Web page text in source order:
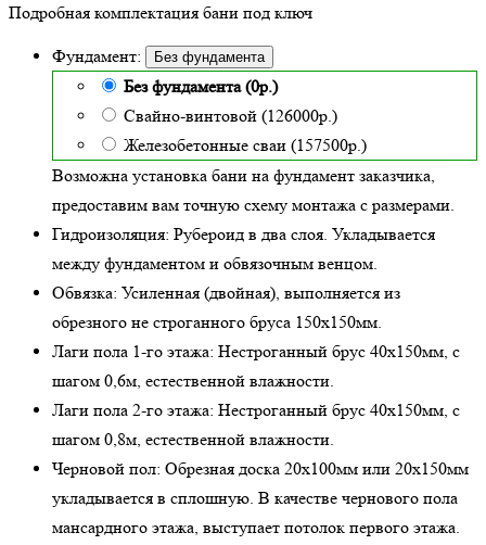
Подробная комплектация бани под ключ
Фундамент: Без фундамента
Без фундамента (0р.)
Свайно-винтовой (126000р.)
Железобетонные сваи (157500р.)
Возможна установка бани на фундамент заказчика,
предоставим вам точную схему монтажа с размерами.
Гидроизоляция: Рубероид в два слоя. Укладывается
между фундаментом и обвязочным венцом.
Обвязка: Усиленная (двойная), выполняется из
обрезного не строганного бруса 150х150мм.
Лаги пола 1-го этажа: Нестроганный брус 40х150мм, с
шагом 0,6м, естественной влажности.
Лаги пола 2-го этажа: Нестроганный брус 40х150мм, с
шагом 0,8м, естественной влажности.
Черновой пол: Обрезная доска 20х100мм или 20х150мм
укладывается в сплошную. В качестве чернового пола
мансардного этажа, выступает потолок первого этажа.